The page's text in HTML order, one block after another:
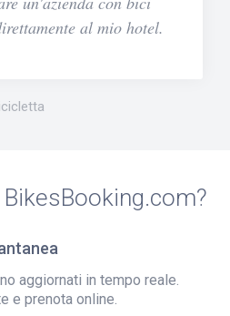
al mio hotel.
aggiornati in tempo reale.
e prenota online.